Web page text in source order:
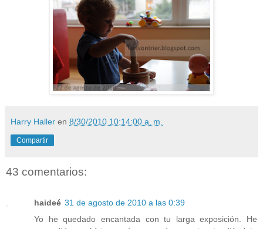
Harry Haller en 8/30/2010 10:14:00 a. m.
Compartir
43 comentarios:
haideé 31 de agosto de 2010 a las 0:39
Yo he quedado encantada con tu larga exposición. He